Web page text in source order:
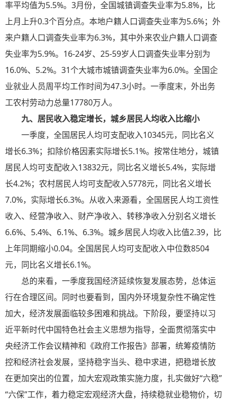
率平均值为5.5%。3月份，全国城镇调查失业率为5.8%，比
上月上升0.3个百分点。本地户籍人口调查失业率为5.6%；外
来户籍人口调查失业率为6.3%，其中外来农业户籍人口调查
失业率为5.9%。16-24岁、25-59岁人口调查失业率分别为
16.0%、5.2%。31个大城市城镇调查失业率为6.0%。全国企
业就业人员周平均工作时间为47.3小时。一季度末，外出务
工农村劳动力总量17780万人。
九、居民收入稳定增长，城乡居民人均收入比缩小
一季度，全国居民人均可支配收入10345元，同比名义
增长6.3%；扣除价格因素实际增长5.1%。按常住地分，城镇
居民人均可支配收入13832元，同比名义增长5.4%，实际增
长4.2%；农村居民人均可支配收入5778元，同比名义增长
7.0%，实际增长6.3%。从收入来源看，全国居民人均工资性
收入、经营净收入、财产净收入、转移净收入分别名义增长
6.6%、5.4%、6.1%、6.3%。城乡居民人均收入比值2.39，比
上年同期缩小0.04。全国居民人均可支配收入中位数8504
元，同比名义增长6.1%。
总的来看，一季度我国经济延续恢复发展态势，总体运
行在合理区间。同时也要看到，国内外环境复杂性不确定性
加大，经济发展面临较多困难和挑战。下阶段，要坚持以习
近平新时代中国特色社会主义思想为指导，全面贯彻落实中
央经济工作会议精神和《政府工作报告》部署，统筹疫情防
控和经济社会发展，坚持稳字当头、稳中求进，把稳增长放
在更加突出的位置，加大宏观政策实施力度，扎实做好“六稳”
“六保”工作，着力稳定宏观经济大盘，持续稳就业稳物价，切